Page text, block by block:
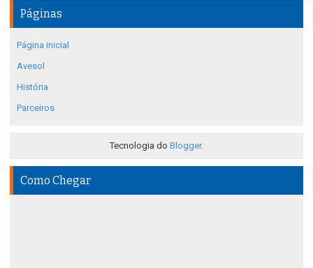
Páginas
Página inicial
Avesol
História
Parceiros
Tecnologia do Blogger.
Como Chegar